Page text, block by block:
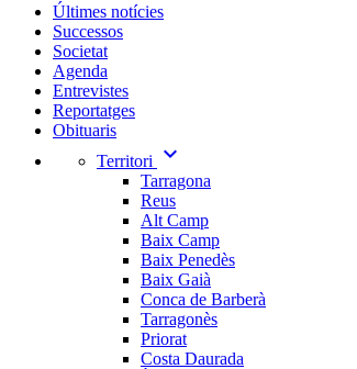
Últimes notícies
Successos
Societat
Agenda
Entrevistes
Reportatges
Obituaris
Territori
expand_more
Tarragona
Reus
Alt Camp
Baix Camp
Baix Penedès
Baix Gaià
Conca de Barberà
Tarragonès
Priorat
Costa Daurada